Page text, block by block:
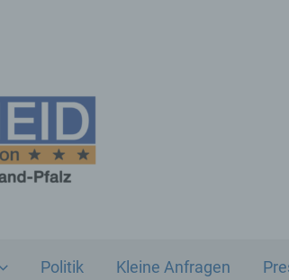
Politik Kleine Anfragen